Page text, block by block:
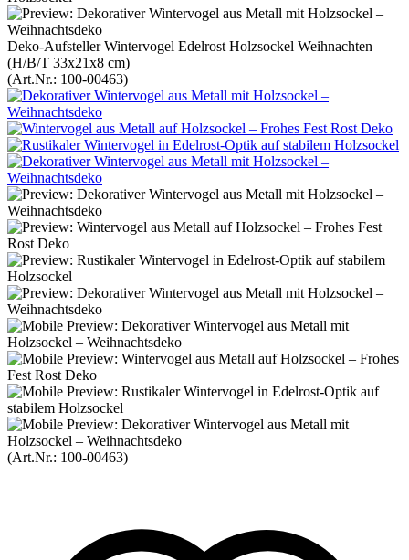
Deko-Aufsteller Wintervogel Edelrost Holzsockel Weihnachten
(H/B/T 33x21x8 cm)
(Art.Nr.: 100-00463)
(Art.Nr.: 100-00463)